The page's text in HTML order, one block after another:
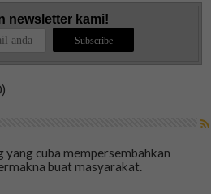
newsletter kami!
yang cuba mempersembahkan
buat masyarakat.